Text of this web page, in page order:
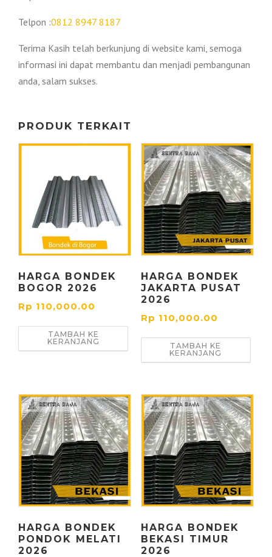
Telpon :0812 8947 8187
Terima Kasih telah berkunjung di website kami, semoga
informasi ini dapat membantu dan menjadi pembangunan
anda, salam sukses.
PRODUK TERKAIT
HARGA BONDEK
BOGOR 2026
Rp 110,000.00
TAMBAH KE
KERANJANG
HARGA BONDEK
JAKARTA PUSAT
2026
Rp 110,000.00
TAMBAH KE
KERANJANG
HARGA BONDEK
PONDOK MELATI
2026
HARGA BONDEK
BEKASI TIMUR
2026